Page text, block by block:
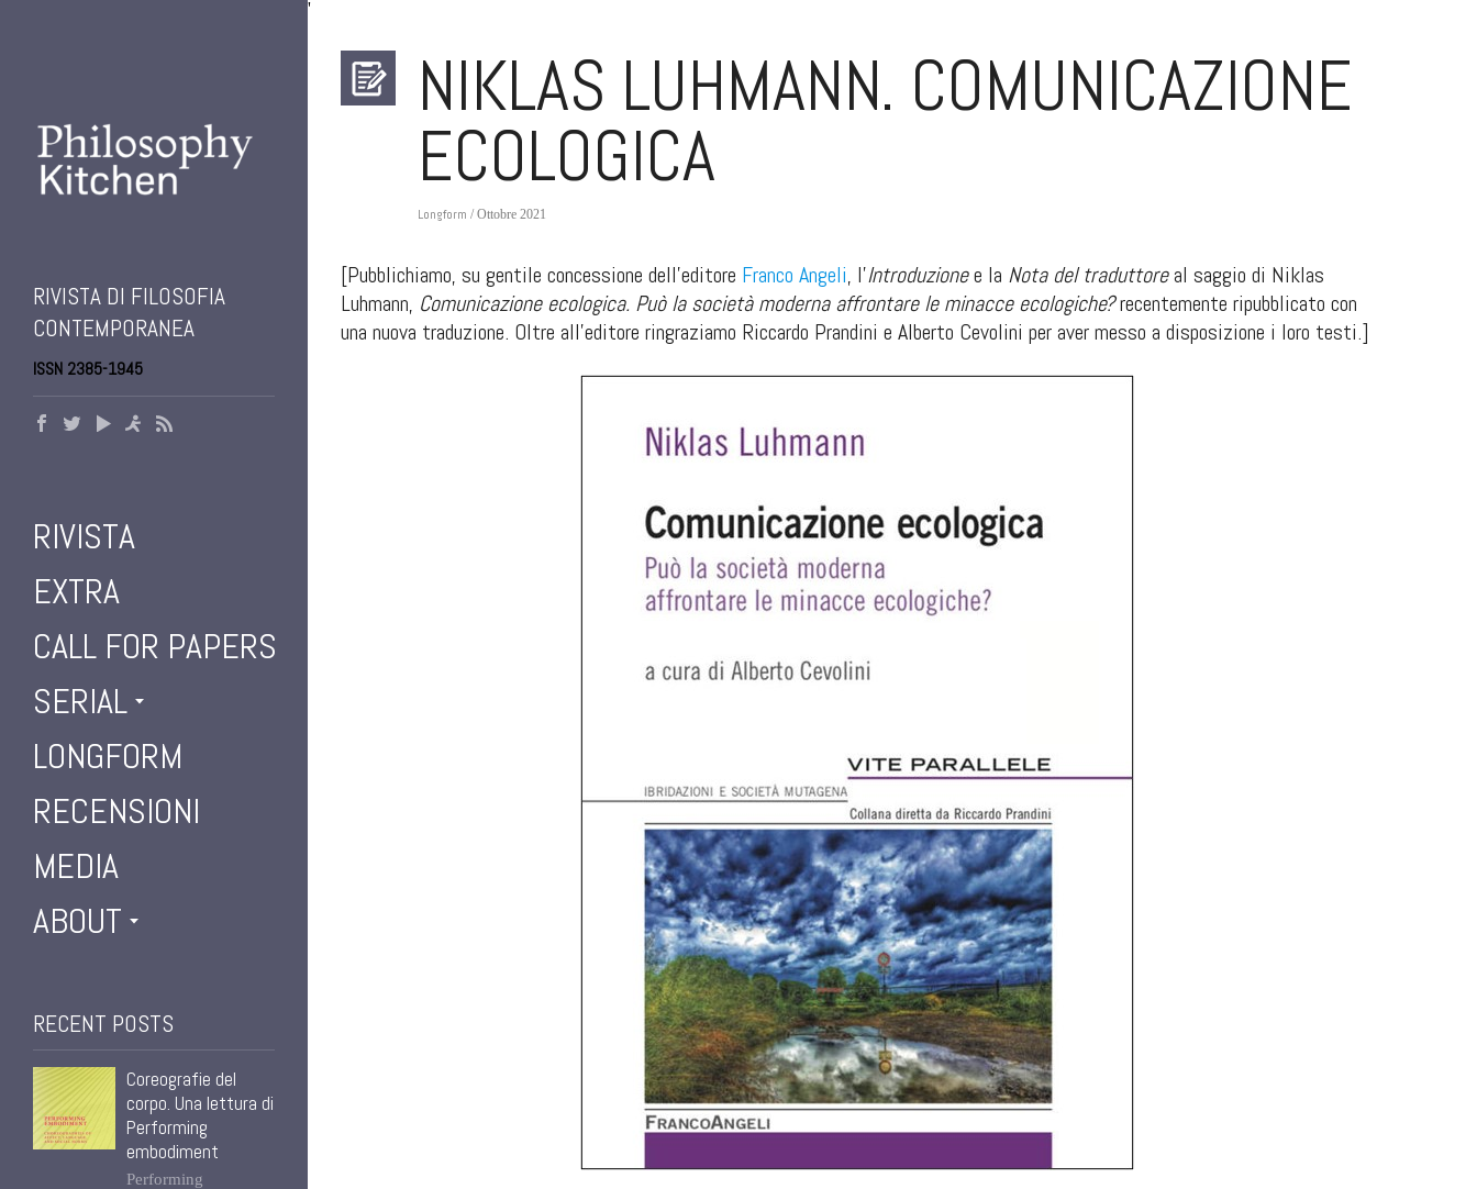
'
RIVISTA DI FILOSOFIA
CONTEMPORANEA
ISSN 2385-1945
RIVISTA
EXTRA
CALL FOR PAPERS
SERIAL
LONGFORM
RECENSIONI
MEDIA
ABOUT
RECENT POSTS
Coreografie del
corpo. Una lettura di
Performing
embodiment
Performing
NIKLAS LUHMANN. COMUNICAZIONE
ECOLOGICA
Longform / Ottobre 2021
[Pubblichiamo, su gentile concessione dell'editore Franco Angeli, l'Introduzionee la Nota del traduttoreal saggio di Niklas
Luhmann, Comunicazione ecologica. Può la società moderna affrontare le minacce ecologiche?recentemente ripubblicato con
una nuova traduzione. Oltre all'editore ringraziamo Riccardo Prandini e Alberto Cevolini per aver messo a disposizione i loro testi.]